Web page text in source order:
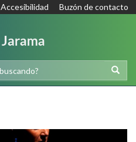
Accesibilidad Buzón de contacto